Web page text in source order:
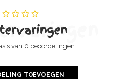
van 0 beoordelingen
TOEVOEGEN